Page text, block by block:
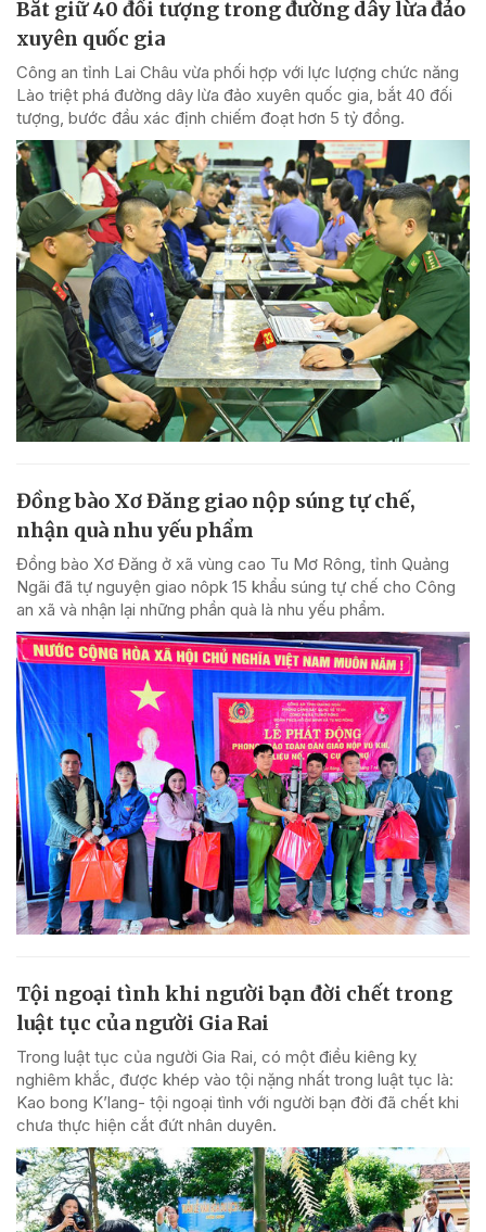
Bắt giữ 40 đối tượng trong đường dây lừa đảo
xuyên quốc gia
Công an tỉnh Lai Châu vừa phối hợp với lực lượng chức năng
Lào triệt phá đường dây lừa đảo xuyên quốc gia, bắt 40 đối
tượng, bước đầu xác định chiếm đoạt hơn 5 tỷ đồng.
Đồng bào Xơ Đăng giao nộp súng tự chế,
nhận quà nhu yếu phẩm
Đồng bào Xơ Đăng ở xã vùng cao Tu Mơ Rông, tỉnh Quảng
Ngãi đã tự nguyện giao nôpk 15 khẩu súng tự chế cho Công
an xã và nhận lại những phần quà là nhu yếu phẩm.
Tội ngoại tình khi người bạn đời chết trong
luật tục của người Gia Rai
Trong luật tục của người Gia Rai, có một điều kiêng kỵ
nghiêm khắc, được khép vào tội nặng nhất trong luật tục là:
Kao bong K’lang- tội ngoại tình với người bạn đời đã chết khi
chưa thực hiện cắt đứt nhân duyên.